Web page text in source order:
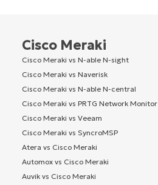
Cisco Meraki
Cisco Meraki vs N-able N-sight
Cisco Meraki vs Naverisk
Cisco Meraki vs N-able N-central
Cisco Meraki vs PRTG Network Monitor
Cisco Meraki vs Veeam
Cisco Meraki vs SyncroMSP
Atera vs Cisco Meraki
Automox vs Cisco Meraki
Auvik vs Cisco Meraki